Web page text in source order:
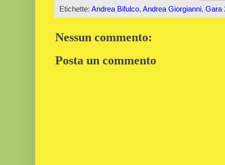
Etichette: Andrea Bifulco, Andrea Giorgianni, Gara
Nessun commento:
Posta un commento